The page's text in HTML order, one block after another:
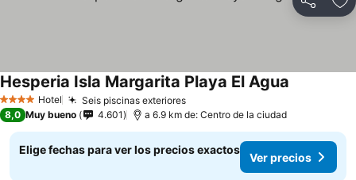
Compartir
4 EstrellasHotel Seis piscinas exteriores
Hesperia Isla Margarita Playa El Agua
8,0 Muy bueno 4.601 a 6.9 km de: Centro de la ciudad
Elige fechas para ver los precios exactos
Ver precios